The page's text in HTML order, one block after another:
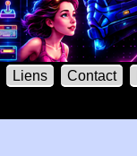
Liens Contact